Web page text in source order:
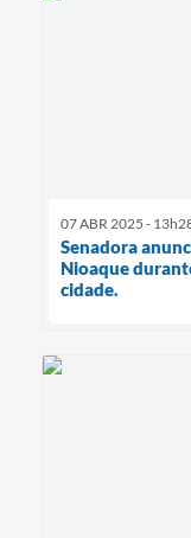
07 ABR 2025 -
Senadora
Nioaque
cidade.